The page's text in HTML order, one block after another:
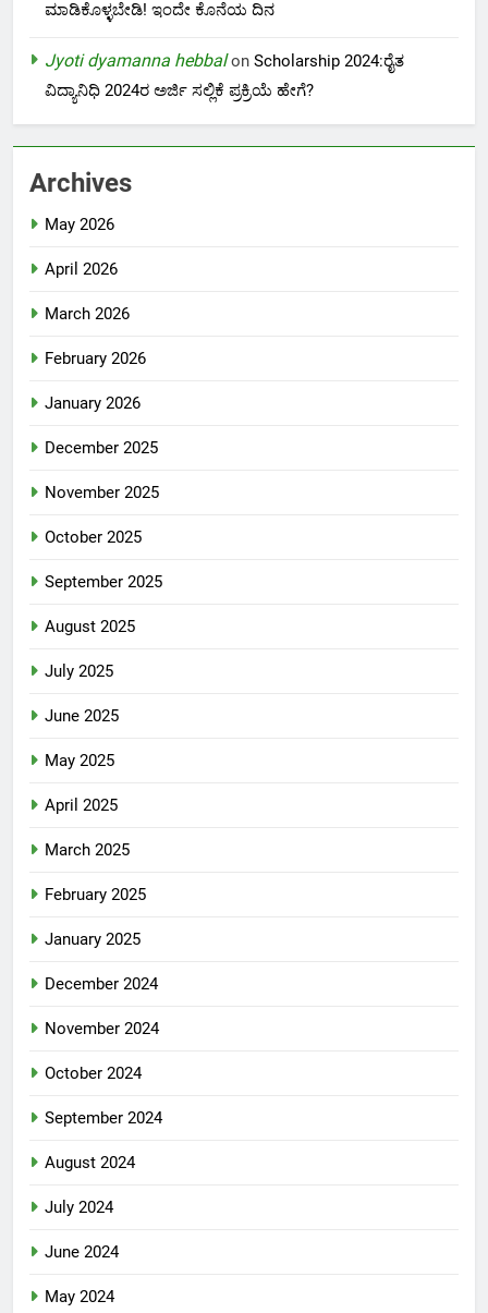
ಮಾಡಿಕೊಳ್ಳಬೇಡಿ! ಇಂದೇ ಕೊನೆಯ ದಿನ
Jyoti dyamanna hebbalon Scholarship 2024:ರೈತ
ವಿದ್ಯಾನಿಧಿ 2024ರ ಅರ್ಜಿ ಸಲ್ಲಿಕೆ ಪ್ರಕ್ರಿಯೆ ಹೇಗೆ?
Archives
May 2026
April 2026
March 2026
February 2026
January 2026
December 2025
November 2025
October 2025
September 2025
August 2025
July 2025
June 2025
May 2025
April 2025
March 2025
February 2025
January 2025
December 2024
November 2024
October 2024
September 2024
August 2024
July 2024
June 2024
May 2024